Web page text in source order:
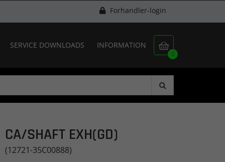
Forhandler-login

0
SERVICE DOWNLOADS INFORMATION
CA/SHAFT EXH(GD)
(12721-35C00888)